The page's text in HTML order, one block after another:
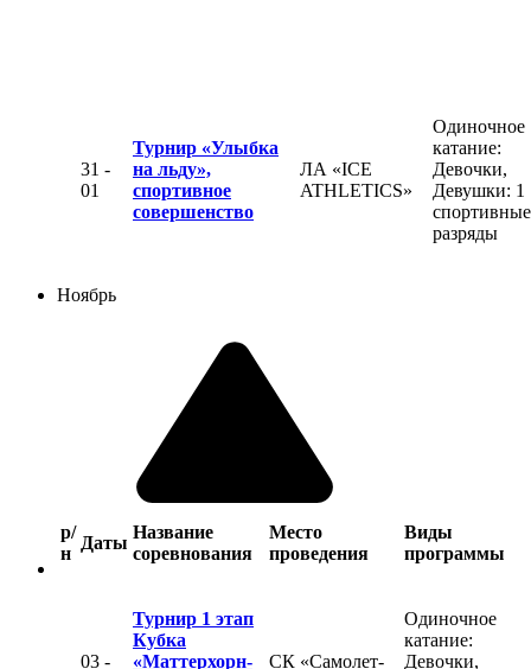
31 -
01
Турнир «Улыбка
на льду»,
спортивное
совершенство
ЛА «ICE
ATHLETICS»
Одиночное
катание:
Девочки,
Девушки: 1
спортивные
разряды
Ноябрь
р/
н
Даты
Название
соревнования
Место
проведения
Виды
программы
03 -
Турнир 1 этап
Кубка
«Маттерхорн-
СК «Самолет-
Одиночное
катание:
Девочки,